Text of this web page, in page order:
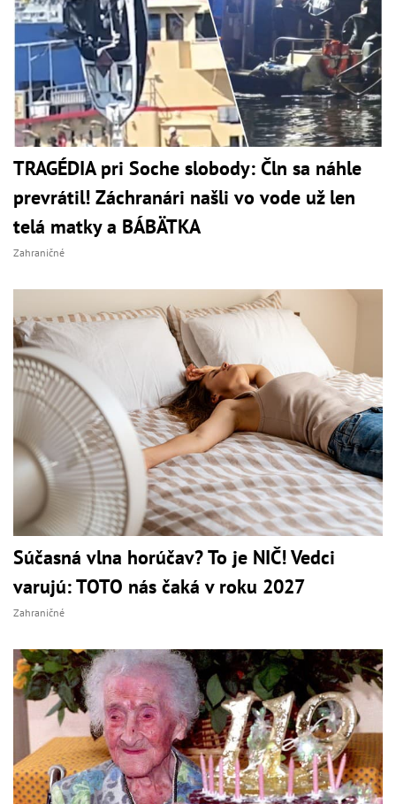
TRAGÉDIA pri Soche slobody: Čln sa náhle
prevrátil! Záchranári našli vo vode už len
telá matky a BÁBÄTKA
Zahraničné
Súčasná vlna horúčav? To je NIČ! Vedci
varujú: TOTO nás čaká v roku 2027
Zahraničné